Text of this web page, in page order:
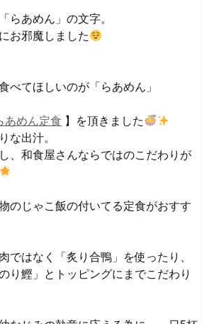
らあめん」の文字。
お邪魔しました
べてほしいのが「らあめん」
あめん定食 】を頂きました
な出汁。
、和食屋さんならではのこだわりが
のじゃこ飯の付いてる定食がおすす
ではなく「炙り合鴨」を使ったり、
り鰹」とトッピングにまでこだわり